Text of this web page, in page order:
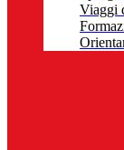
Viaggi